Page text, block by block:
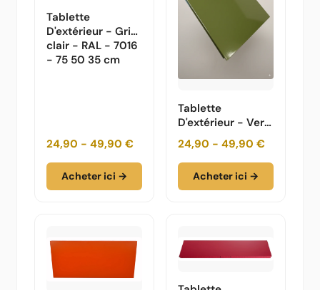
Tablette
D'extérieur - Gris
clair - RAL - 7016
- 75 50 35 cm
24,90 - 49,90 €
Acheter ici →
Tablette
D'extérieur - Vert
Olive - RAL -
6003 - 75 50 35
cm
24,90 - 49,90 €
Acheter ici →